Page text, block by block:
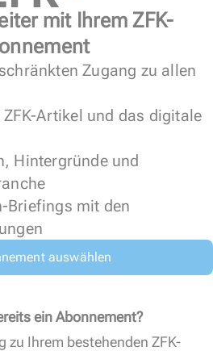
mit Ihrem ZFK-
Zugang zu allen
Artikel und das digitale
Hintergründe und
Briefings mit den
auswählen
ein Abonnement?
zu Ihrem bestehenden ZFK-